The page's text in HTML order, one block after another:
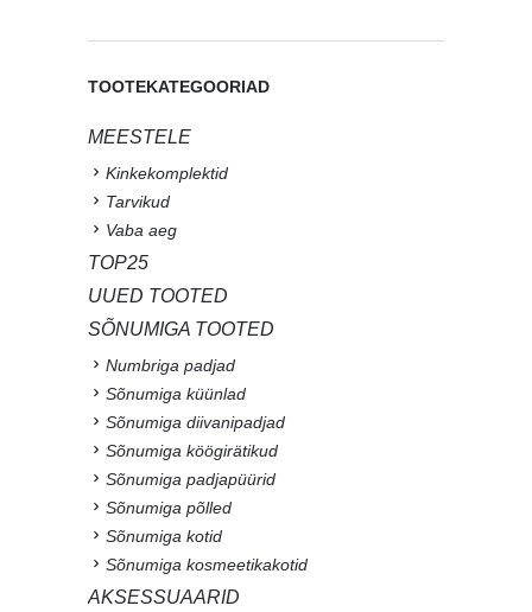
TOOTEKATEGOORIAD
MEESTELE
Kinkekomplektid
Tarvikud
Vaba aeg
TOP25
UUED TOOTED
SÕNUMIGA TOOTED
Numbriga padjad
Sõnumiga küünlad
Sõnumiga diivanipadjad
Sõnumiga köögirätikud
Sõnumiga padjapüürid
Sõnumiga põlled
Sõnumiga kotid
Sõnumiga kosmeetikakotid
AKSESSUAARID